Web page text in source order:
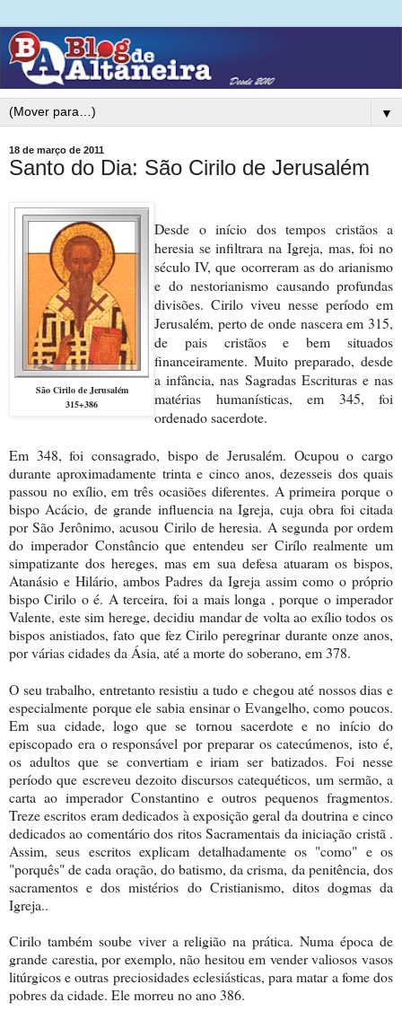
▼
18 de março de 2011
Santo do Dia: São Cirilo de Jerusalém
São Cirilo de Jerusalém
315+386
Desde o início dos tempos cristãos a
heresia se infiltrara na Igreja, mas, foi no
século IV, que ocorreram as do arianismo
e do nestorianismo causando profundas
divisões. Cirilo viveu nesse período em
Jerusalém, perto de onde nascera em 315,
de pais cristãos e bem situados
financeiramente. Muito preparado, desde
a infância, nas Sagradas Escrituras e nas
matérias humanísticas, em 345, foi
ordenado sacerdote.
Em 348, foi consagrado, bispo de Jerusalém. Ocupou o cargo
durante aproximadamente trinta e cinco anos, dezesseis dos quais
passou no exílio, em três ocasiões diferentes. A primeira porque o
bispo Acácio, de grande influencia na Igreja, cuja obra foi citada
por São Jerônimo, acusou Cirilo de heresia. A segunda por ordem
do imperador Constâncio que entendeu ser Cirílo realmente um
simpatizante dos hereges, mas em sua defesa atuaram os bispos,
Atanásio e Hilário, ambos Padres da Igreja assim como o próprio
bispo Cirilo o é. A terceira, foi a mais longa , porque o imperador
Valente, este sim herege, decidiu mandar de volta ao exílio todos os
bispos anistiados, fato que fez Cirilo peregrinar durante onze anos,
por várias cidades da Ásia, até a morte do soberano, em 378.
O seu trabalho, entretanto resistiu a tudo e chegou até nossos dias e
especialmente porque ele sabia ensinar o Evangelho, como poucos.
Em sua cidade, logo que se tornou sacerdote e no início do
episcopado era o responsável por preparar os catecúmenos, isto é,
os adultos que se convertiam e iriam ser batizados. Foi nesse
período que escreveu dezoito discursos catequéticos, um sermão, a
carta ao imperador Constantino e outros pequenos fragmentos.
Treze escritos eram dedicados à exposição geral da doutrina e cinco
dedicados ao comentário dos ritos Sacramentais da iniciação cristã .
Assim, seus escritos explicam detalhadamente os "como" e os
"porquês" de cada oração, do batismo, da crisma, da penitência, dos
sacramentos e dos mistérios do Cristianismo, ditos dogmas da
Igreja..
Cirilo também soube viver a religião na prática. Numa época de
grande carestia, por exemplo, não hesitou em vender valiosos vasos
litúrgicos e outras preciosidades eclesiásticas, para matar a fome dos
pobres da cidade. Ele morreu no ano 386.